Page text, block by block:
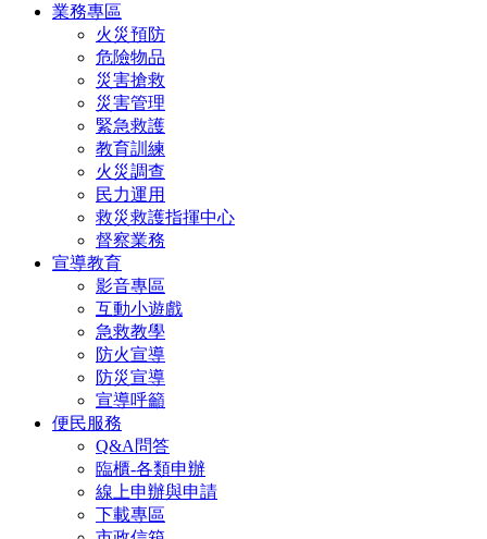
業務專區
火災預防
危險物品
災害搶救
災害管理
緊急救護
教育訓練
火災調查
民力運用
救災救護指揮中心
督察業務
宣導教育
影音專區
互動小遊戲
急救教學
防火宣導
防災宣導
宣導呼籲
便民服務
Q&A問答
臨櫃-各類申辦
線上申辦與申請
下載專區